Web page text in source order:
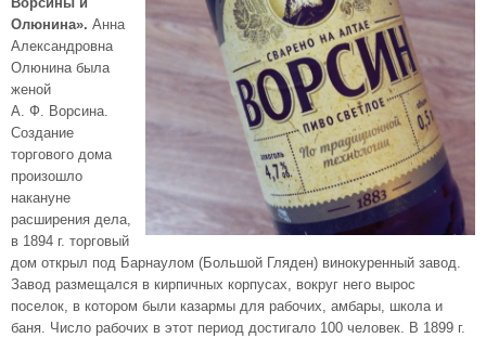
Олюнина». Анна
Александровна
Олюнина была
женой
А. Ф. Ворсина.
Создание
торгового дома
произошло
накануне
расширения дела,
в 1894 г. торговый
дом открыл под Барнаулом (Большой Гляден) винокуренный завод.
Завод размещался в кирпичных корпусах, вокруг него вырос
поселок, в котором были казармы для рабочих, амбары, школа и
баня. Число рабочих в этот период достигало 100 человек. В 1899 г.